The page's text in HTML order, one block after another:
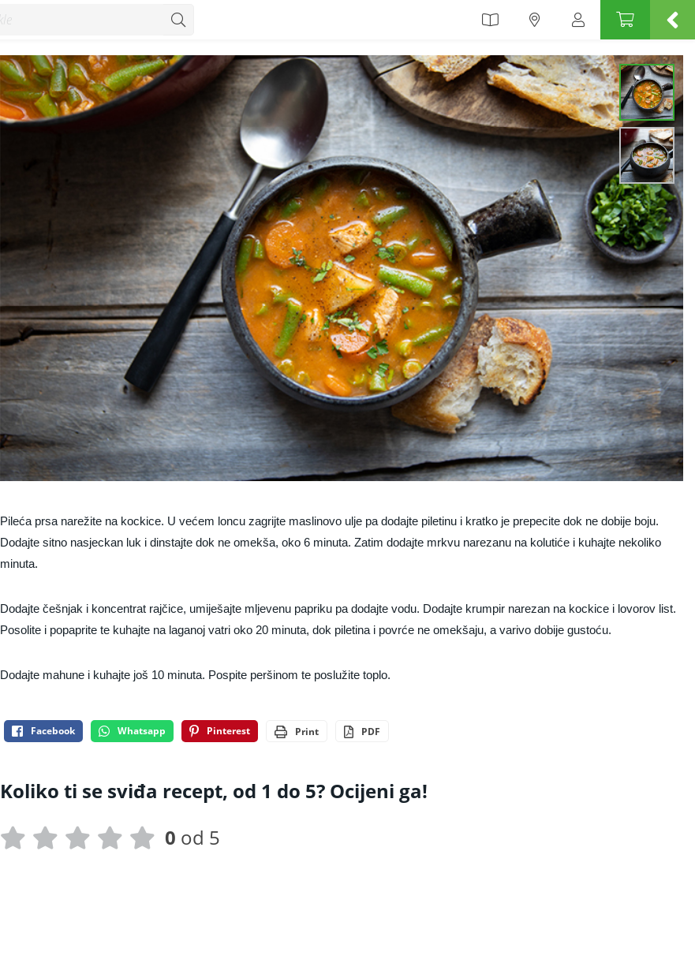
Pileća prsa narežite na kockice. U većem loncu zagrijte maslinovo ulje pa dodajte piletinu i kratko je prepecite dok ne dobije boju.
Dodajte sitno nasjeckan luk i dinstajte dok ne omekša, oko 6 minuta. Zatim dodajte mrkvu narezanu na kolutiće i kuhajte nekoliko
minuta.
Dodajte češnjak i koncentrat rajčice, umiješajte mljevenu papriku pa dodajte vodu. Dodajte krumpir narezan na kockice i lovorov list.
Posolite i popaprite te kuhajte na laganoj vatri oko 20 minuta, dok piletina i povrće ne omekšaju, a varivo dobije gustoću.
Dodajte mahune i kuhajte još 10 minuta. Pospite peršinom te poslužite toplo.
Facebook Whatsapp Pinterest Print PDF
Koliko ti se sviđa recept, od 1 do 5? Ocijeni ga!
0 od 5